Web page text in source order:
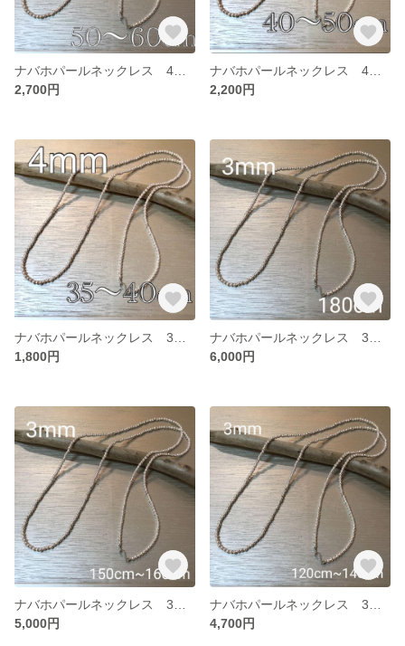
2,700円
2,200円
1,800円
6,000円
5,000円
4,700円